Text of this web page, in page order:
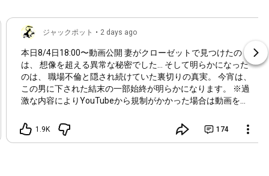
ジャックポット • 2 days ago
本日8/4日18:00〜動画公開 妻がクローゼットで見つけたの
は、 想像を超える異常な秘密でした… そして明らかになった
のは、 職場不倫と隠され続けていた裏切りの真実。 今宵は、
この男に下された結末の一部始終が明らかになります。 ※過
激な内容によりYouTubeから規制がかかった場合は動画を削
ろしくお願いします。 【ジャックポット公認切り抜きチャン
ネル↓】
https://youtube.com/@jackpotkirinuki?...
1.9K 174